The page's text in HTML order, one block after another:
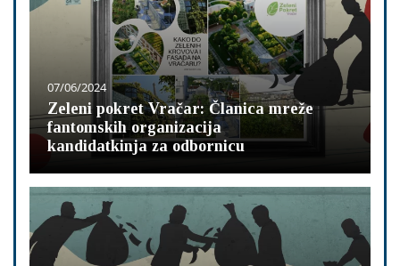
07/06/2024
Zeleni pokret Vračar: Članica mreže
fantomskih organizacija
kandidatkinja za odbornicu